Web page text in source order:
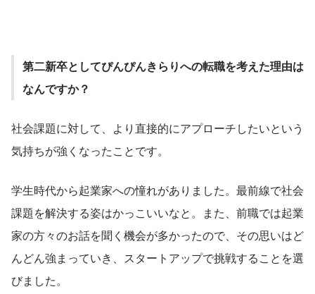
第二新卒としてぴんぴんきらりへの転職を考えた理由は
なんですか？
社会課題に対して、より直接的にアプローチしたいという
気持ちが強くなったことです。
学生時代から起業家への憧れがありました。最前線で社会
課題を解決する姿はかっこいいなと。また、前職では起業
家の方々のお話を聞く機会が多かったので、その思いはど
んどん強まっていき、スタートアップで挑戦することを選
びました。